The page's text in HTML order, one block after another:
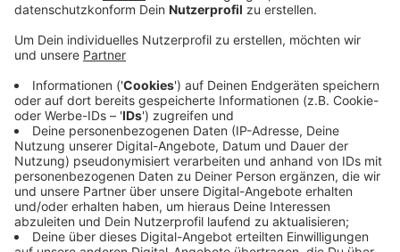
werden. Die Stadt will überprüfen, wie viele
Veröffentlicht:Freitag, 27.03.2020 11:02
Anzeige
Die Kapazitätsgrenze liegt bisher bei 200 Tests pro
Tag. Vorgestern (Mi) wurden schon 181 Abstriche
genommen - Tendenz steigend. Auch erste Pannen
gab es schon: Bei fünf Proben ist es zu einer